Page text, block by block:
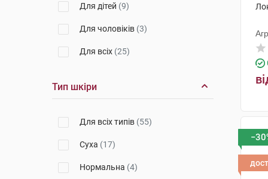
Для дітей (9)
Для чоловіків (3)
Для всіх (25)
Тип шкіри
Для всіх типів (55)
Суха (17)
Нормальна (4)